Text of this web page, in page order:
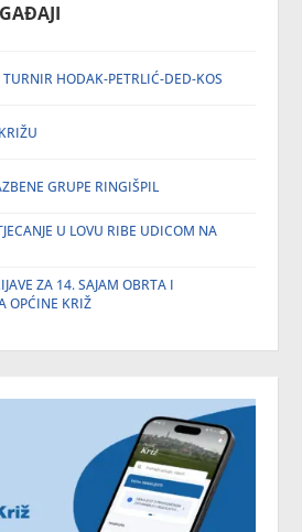
HODAK-PETRLIĆ-DED-KOS
GRUPE RINGIŠPIL
U LOVU RIBE UDICOM NA
ZA 14. SAJAM OBRTA I
OPĆINE KRIŽ